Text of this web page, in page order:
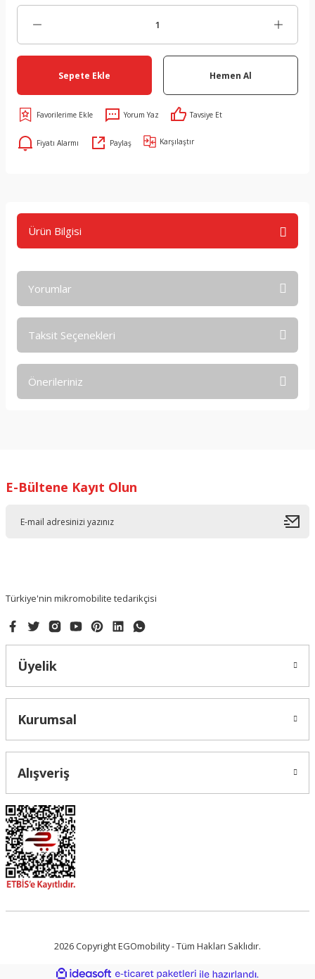
Sepete Ekle Hemen Al
Yorum Yaz Tavsiye Et
Fiyatı Alarmı Paylaş Karşılaştır
Ürün Bilgisi
Yorumlar
Taksit Seçenekleri
Önerileriniz
Ürün resmi kalitesiz, bozuk veya görüntülenemiyor.
E-Bültene Kayıt Olun
Türkiye'nin mikromobilite tedarikçisi
Üyelik
Kurumsal
Alışveriş
2026 Copyright EGOmobility - Tüm Hakları Saklıdır.
ideasoft e-